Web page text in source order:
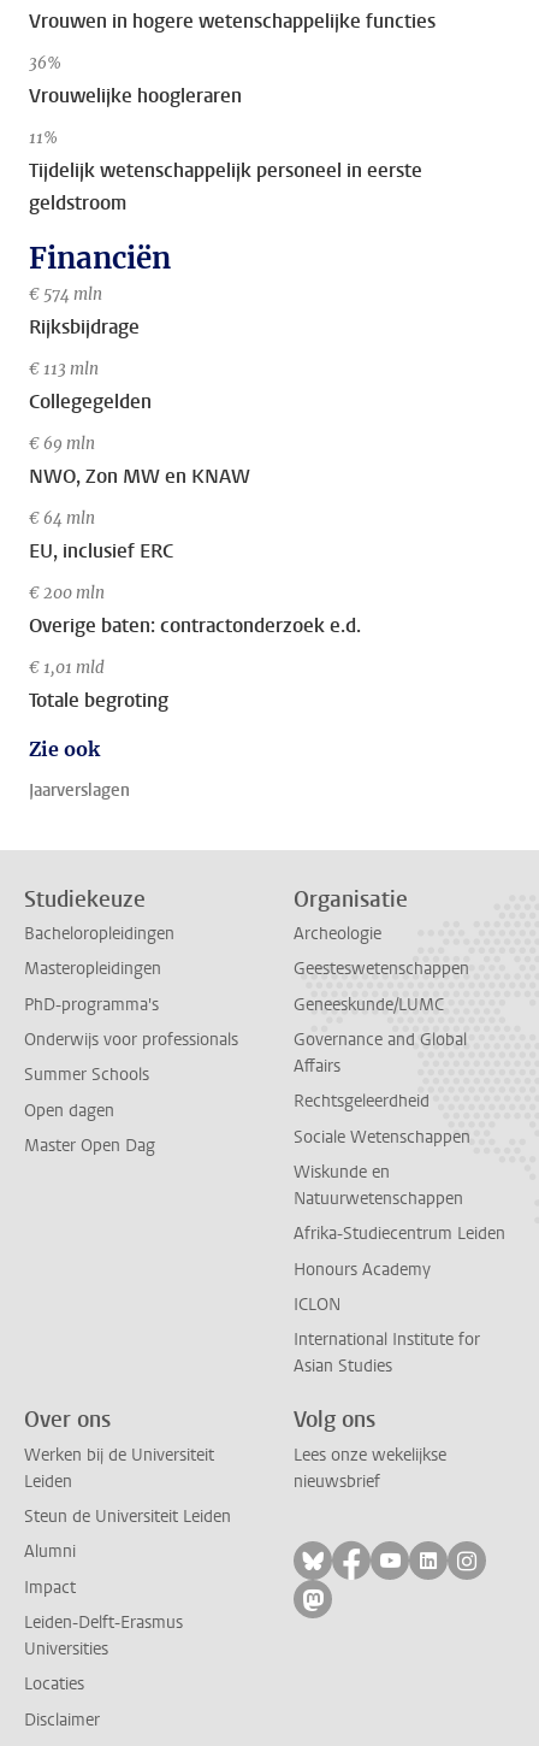
Vrouwen in hogere wetenschappelijke functies
36%
Vrouwelijke hoogleraren
11%
Tijdelijk wetenschappelijk personeel in eerste
geldstroom
Financiën
€ 574 mln
Rijksbijdrage
€ 113 mln
Collegegelden
€ 69 mln
NWO, Zon MW en KNAW
€ 64 mln
EU, inclusief ERC
€ 200 mln
Overige baten: contractonderzoek e.d.
€ 1,01 mld
Totale begroting
Zie ook
Jaarverslagen
Studiekeuze
Bacheloropleidingen
Masteropleidingen
PhD-programma's
Onderwijs voor professionals
Summer Schools
Open dagen
Master Open Dag
Organisatie
Archeologie
Geesteswetenschappen
Geneeskunde/LUMC
Governance and Global
Affairs
Rechtsgeleerdheid
Sociale Wetenschappen
Wiskunde en
Natuurwetenschappen
Afrika-Studiecentrum Leiden
Honours Academy
ICLON
International Institute for
Asian Studies
Over ons
Werken bij de Universiteit
Leiden
Steun de Universiteit Leiden
Alumni
Impact
Leiden-Delft-Erasmus
Universities
Locaties
Disclaimer
Volg ons
Lees onze wekelijkse
nieuwsbrief
Volg ons op bluesky
Volg ons op
Volg ons op
Volg ons
Volg
Volg ons op mastodon